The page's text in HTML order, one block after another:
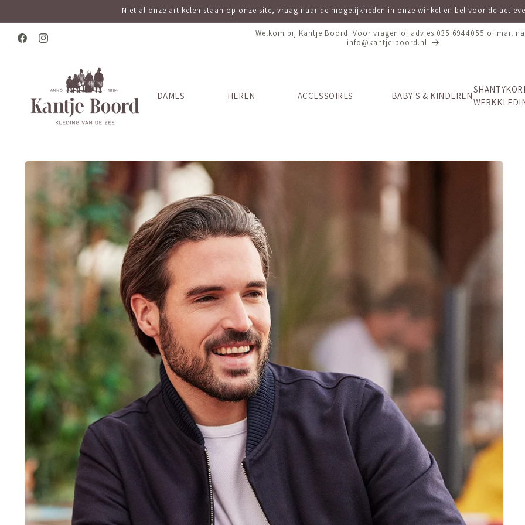
content
Niet al onze artikelen staan op onze site, vraag naar de mogelijkheden in onze winkel en bel voor de
FacebookInstagram
Welkom bij Kantje Boord! Voor vragen of advies 035 6944055 of mail
info@kantje-boord.nl
DAMES HEREN ACCESSOIRES BABY'S & KINDEREN
Ga direct naar